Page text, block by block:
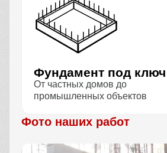
Фундамент под ключ
От частных домов до
промышленных объектов
Фото наших работ